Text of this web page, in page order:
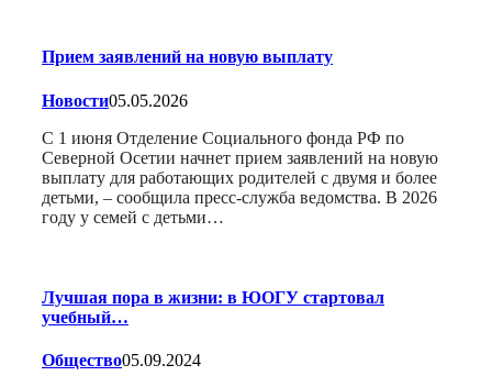
Прием заявлений на новую выплату
Новости05.05.2026
С 1 июня Отделение Социального фонда РФ по
Северной Осетии начнет прием заявлений на новую
выплату для работающих родителей с двумя и более
детьми, – сообщила пресс-служба ведомства. В 2026
году у семей с детьми…
Лучшая пора в жизни: в ЮОГУ стартовал
учебный…
Общество05.09.2024